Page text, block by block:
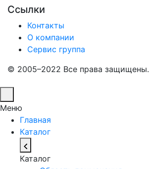
Ссылки
Контакты
О компании
Сервис группа
© 2005–2022 Все права защищены.
Меню
Главная
Каталог
Каталог